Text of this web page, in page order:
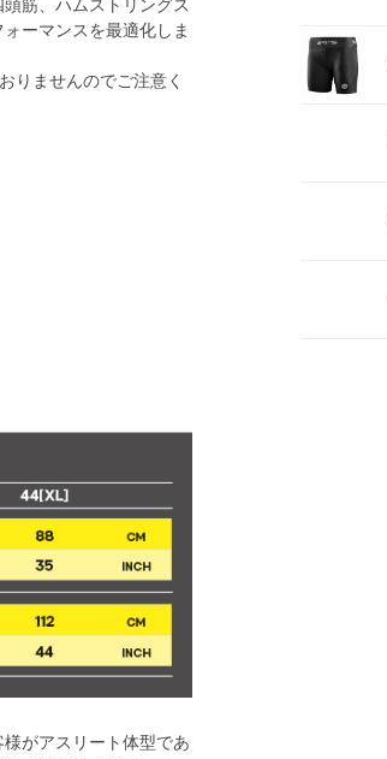
筋、ハムストリングス
ーマンスを最適化しま
りませんのでご注意く
がアスリート体型であ